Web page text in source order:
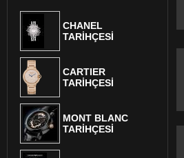
CHANEL
TARİHÇESİ
CARTIER
TARİHÇESİ
MONT BLANC
TARİHÇESİ